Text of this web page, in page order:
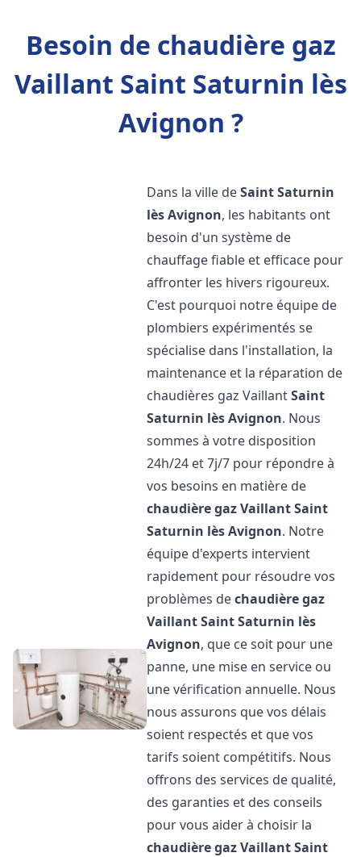
Besoin de chaudière gaz
Vaillant Saint Saturnin lès
Avignon ?
Dans la ville deSaint Saturnin
lès Avignon, les habitants ont
besoin d'un système de
chauffage fiable et efficace pour
affronter les hivers rigoureux.
C'est pourquoi notre équipe de
plombiers expérimentés se
spécialise dans l'installation, la
maintenance et la réparation de
chaudières gaz VaillantSaint
Saturnin lès Avignon. Nous
sommes à votre disposition
24h/24 et 7j/7 pour répondre à
vos besoins en matière de
chaudière gaz VaillantSaint
Saturnin lès Avignon. Notre
équipe d'experts intervient
rapidement pour résoudre vos
problèmes dechaudière gaz
VaillantSaint Saturnin lès
Avignon, que ce soit pour une
panne, une mise en service ou
une vérification annuelle. Nous
nous assurons que vos délais
soient respectés et que vos
tarifs soient compétitifs. Nous
offrons des services de qualité,
des garanties et des conseils
pour vous aider à choisir la
chaudière gaz VaillantSaint